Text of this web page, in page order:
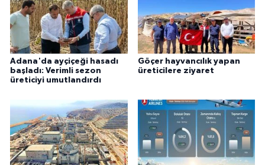
Adana'da ayçiçeği hasadı
başladı: Verimli sezon
üreticiyi umutlandırdı
Göçer hayvancılık yapan
üreticilere ziyaret